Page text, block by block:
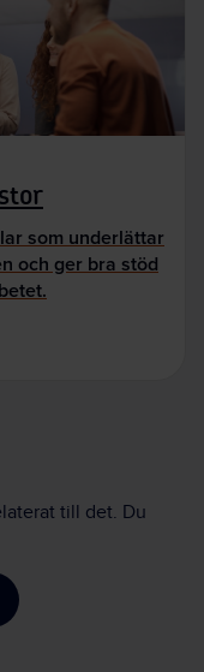
som underlättar
och ger bra stöd
till det. Du